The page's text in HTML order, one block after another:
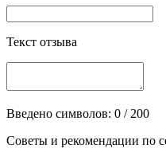
Текст отзыва
Введено символов: 0 / 200
Советы и рекомендации по